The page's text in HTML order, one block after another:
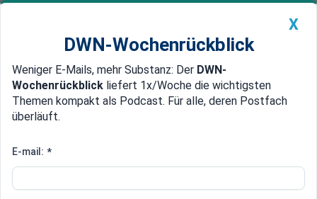
Newsticker MEIN DWN: Geldanlage Premium
Edelmetalle DWN-Magazin China
Saudi-Arabien investiert
X
DWN-Wochenrückblick
Weniger E-Mails, mehr Substanz: Der DWN-
Wochenrückblick liefert 1x/Woche die wichtigsten
Themen kompakt als Podcast. Für alle, deren Postfach
überläuft.
E-mail: *